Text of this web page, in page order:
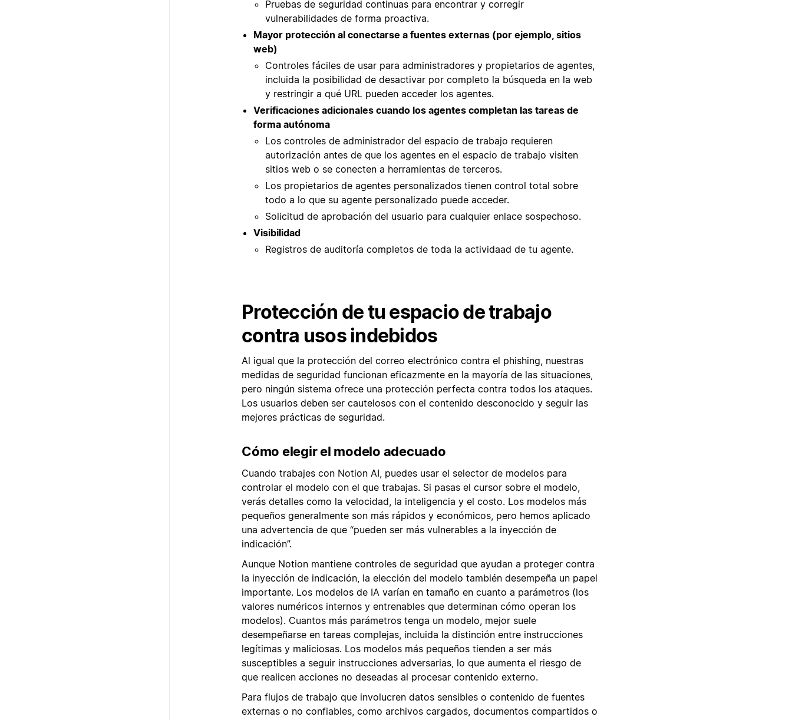
Pruebas de seguridad continuas para encontrar y corregir
vulnerabilidades de forma proactiva.
Mayor protección al conectarse a fuentes externas (por ejemplo, sitios
web)
Controles fáciles de usar para administradores y propietarios de agentes,
incluida la posibilidad de desactivar por completo la búsqueda en la web
y restringir a qué URL pueden acceder los agentes.
Verificaciones adicionales cuando los agentes completan las tareas de
forma autónoma
Los controles de administrador del espacio de trabajo requieren
autorización antes de que los agentes en el espacio de trabajo visiten
sitios web o se conecten a herramientas de terceros.
Los propietarios de agentes personalizados tienen control total sobre
todo a lo que su agente personalizado puede acceder.
Solicitud de aprobación del usuario para cualquier enlace sospechoso.
Visibilidad
Registros de auditoría completos de toda la actividaad de tu agente.
Protección de tu espacio de trabajo
contra usos indebidos
Al igual que la protección del correo electrónico contra el phishing, nuestras
medidas de seguridad funcionan eficazmente en la mayoría de las situaciones,
pero ningún sistema ofrece una protección perfecta contra todos los ataques.
Los usuarios deben ser cautelosos con el contenido desconocido y seguir las
mejores prácticas de seguridad.
Cómo elegir el modelo adecuado
Cuando trabajes con Notion AI, puedes usar el selector de modelos para
controlar el modelo con el que trabajas. Si pasas el cursor sobre el modelo,
verás detalles como la velocidad, la inteligencia y el costo. Los modelos más
pequeños generalmente son más rápidos y económicos, pero hemos aplicado
una advertencia de que “pueden ser más vulnerables a la inyección de
indicación”.
Aunque Notion mantiene controles de seguridad que ayudan a proteger contra
la inyección de indicación, la elección del modelo también desempeña un papel
importante. Los modelos de IA varían en tamaño en cuanto a parámetros (los
valores numéricos internos y entrenables que determinan cómo operan los
modelos). Cuantos más parámetros tenga un modelo, mejor suele
desempeñarse en tareas complejas, incluida la distinción entre instrucciones
legítimas y maliciosas. Los modelos más pequeños tienden a ser más
susceptibles a seguir instrucciones adversarias, lo que aumenta el riesgo de
que realicen acciones no deseadas al procesar contenido externo.
Para flujos de trabajo que involucren datos sensibles o contenido de fuentes
externas o no confiables, como archivos cargados, documentos compartidos o